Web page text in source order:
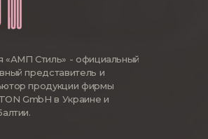
«АМП Стиль» - официальный
представитель и
продукции фирмы
GmbH в Украине и